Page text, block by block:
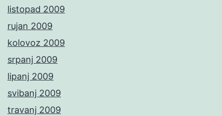
listopad 2009
rujan 2009
kolovoz 2009
srpanj 2009
lipanj 2009
svibanj 2009
travanj 2009